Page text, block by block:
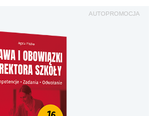
AUTOPROMOCJA